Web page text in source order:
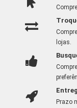
lojas.
Prazo